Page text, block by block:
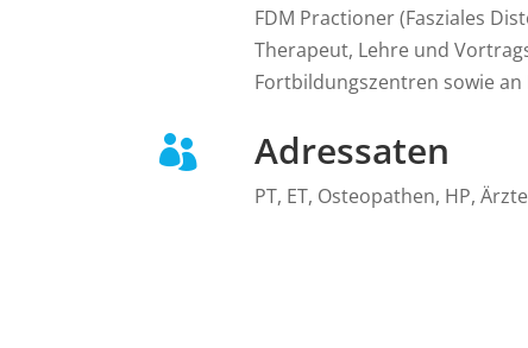
FDM Practioner (Fasziales
Therapeut, Lehre und
Fortbildungszentren sowie
 Adressaten
PT, ET, Osteopathen, HP,